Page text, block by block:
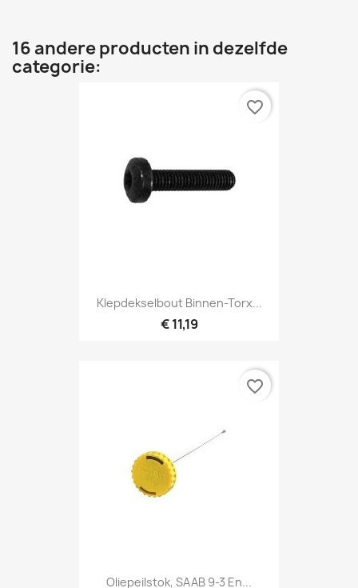
16 andere producten in dezelfde
categorie:
Klepdekselbout Binnen-Torx...
€ 11,19
favorite_border
Oliepeilstok, SAAB 9-3 En...
favorite_border